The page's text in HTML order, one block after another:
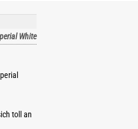
White
toll an